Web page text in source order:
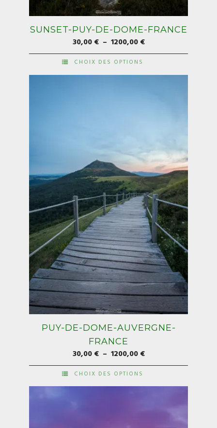
SUNSET-PUY-DE-DOME-FRANCE
30,00€ – 1200,00€Plage
de
30,00 €
CHOIX DES OPTIONS
sur
la
page
du
produit
PUY-DE-DOME-AUVERGNE-
FRANCE
30,00€ – 1200,00€Plage
de
30,00 €
1200,00 €
CHOIX DES OPTIONS